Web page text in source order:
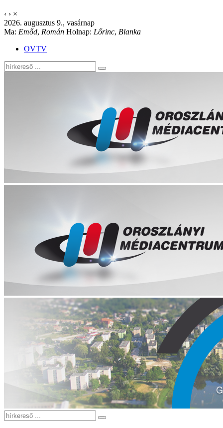
‹ › ×
2026. augusztus 9., vasárnap
Ma: Emőd, Román Holnap: Lőrinc, Blanka
OVTV